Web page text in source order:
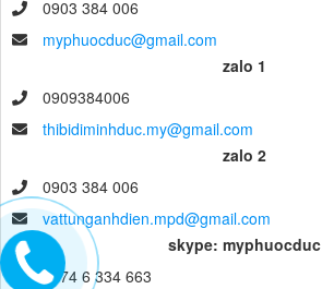
0903 384 006
myphuocduc@gmail.com
zalo 1
0909384006
thibidiminhduc.my@gmail.com
zalo 2
0903 384 006
vattunganhdien.mpd@gmail.com
skype: myphuocduc
0274 6 334 663